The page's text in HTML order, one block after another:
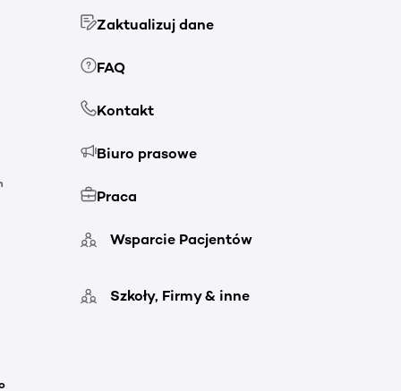
Zaktualizuj dane
FAQ
Kontakt
Biuro prasowe
Praca
Wsparcie Pacjentów
Szkoły, Firmy & inne